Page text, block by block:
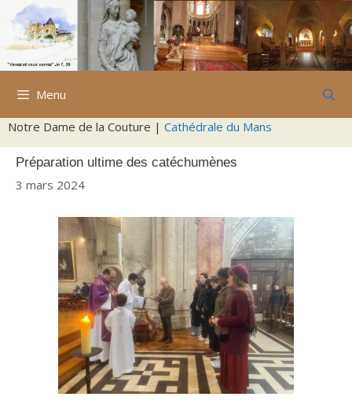
Aller
contenu
Menu
Notre Dame de la Couture | Cathédrale du Mans
Préparation ultime des catéchumènes
3 mars 2024